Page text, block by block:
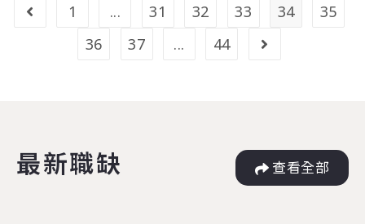
1 ... 31 32 33 34
35
36
37 ... 44
最新職缺 查看全部